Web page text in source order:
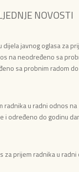
NOVOSTI
dijela javnog oglasa za
na neodređeno sa
sa probnim radom
radnika u radni odnos na
i određeno do godinu
za prijem radnika u